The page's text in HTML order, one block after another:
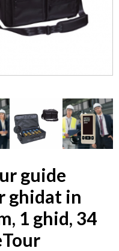
guide
ghidat in
1 ghid, 34